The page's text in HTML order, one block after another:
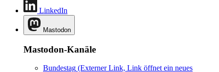
LinkedIn
Mastodon
Mastodon-Kanäle
Bundestag (Externer Link, Link öffnet ein neues